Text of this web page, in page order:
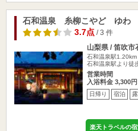
石和温泉 糸柳こやど ゆわ
3.7点/ 3 件
山梨県 / 笛吹市
石和温泉駅1.20km
石和温泉駅より徒
営業時間
入浴料金 3,300円
日帰り 宿泊
楽天トラベルの